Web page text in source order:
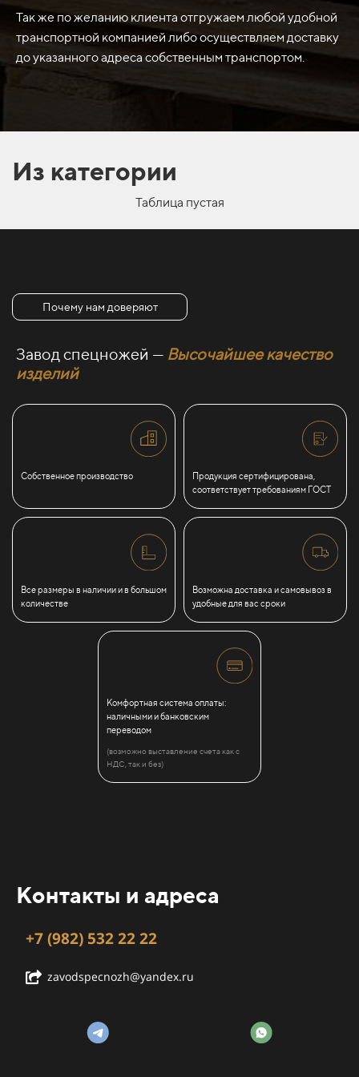
Так же по желанию клиента отгружаем любой удобной
транспортной компанией либо осуществляем доставку
до указанного адреса собственным транспортом.
созданием качественного дорожного покрытия.
Из категории
Таблица пустая
Почему нам доверяют
Завод спецножей — Высочайшее качество
изделий
Собственное производство
Продукция сертифицирована,
соответствует требованиям ГОСТ
Все размеры в наличии и в большом
количестве
Возможна доставка и самовывоз в
удобные для вас сроки
Комфортная система оплаты:
наличными и банковским
переводом
(возможно выставление счета как с
НДС, так и без)
Контакты и адреса
+7 (982) 532 22 22
zavodspecnozh@yandex.ru